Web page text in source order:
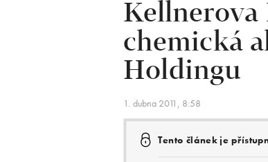
Kellnerova
chemická
Holdingu
1. dubna 2011, 8:58
Tento článek je